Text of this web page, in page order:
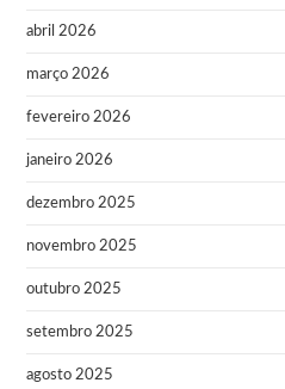
abril 2026
março 2026
fevereiro 2026
janeiro 2026
dezembro 2025
novembro 2025
outubro 2025
setembro 2025
agosto 2025